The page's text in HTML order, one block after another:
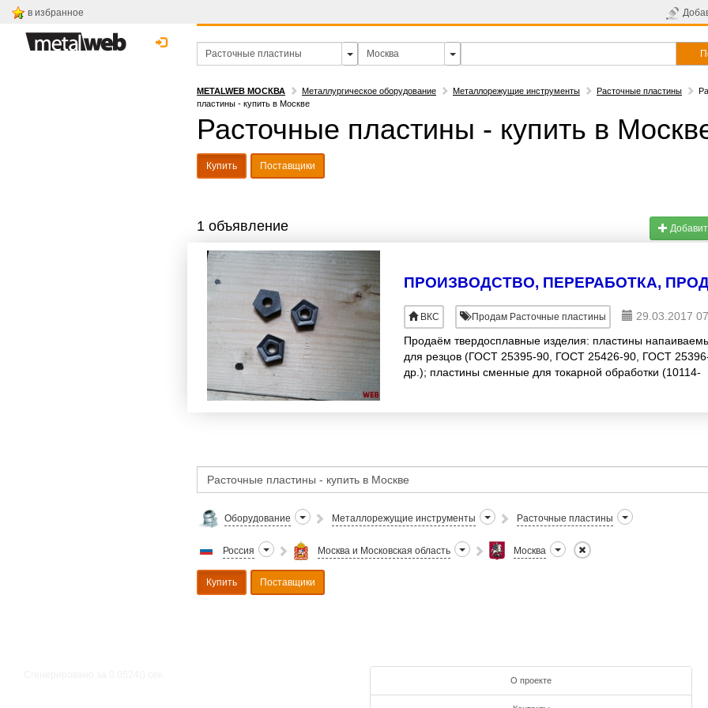
в избранное
METALWEB МОСКВА Металлургическое оборудование Металлорежущие инструменты Расточные пластины
пластины - купить в Москве
Расточные пластины - купить в
Купить Поставщики
1 объявление
ВКС Продам Расточные пластины
29.03.2017
Продаём твердосплавные изделия: пластины
для резцов (ГОСТ 25395-90, ГОСТ 25426-90, ГОСТ
др.); пластины сменные для токарной обработки (10114-
Оборудование Металлорежущие инструменты Расточные пластины
Россия Москва и Московская область Москва
Купить Поставщики
О проекте